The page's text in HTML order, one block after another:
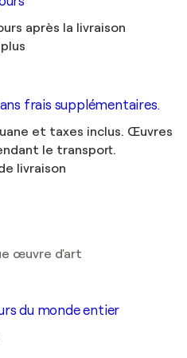
après la livraison
frais supplémentaires.
et taxes inclus. Œuvres
le transport.
livraison
œuvre d'art
du monde entier